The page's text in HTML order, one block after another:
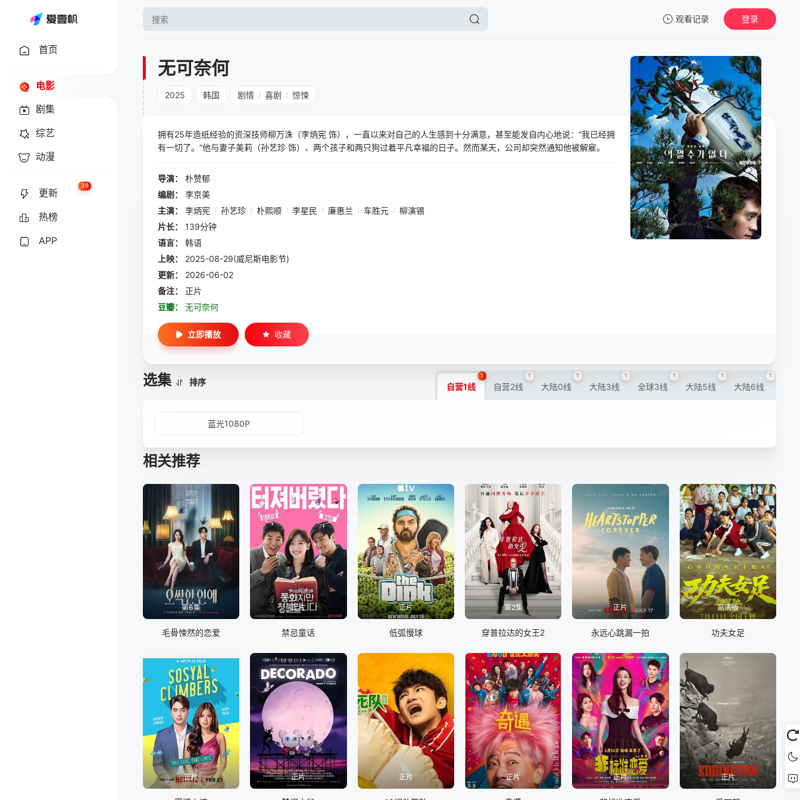
观看记录
暂无观看影片的记录
登录
首页
电影
剧集
综艺
动漫
更新
38
热榜
APP
无可奈何
2025 韩国 剧情 / 喜剧 / 惊悚
拥有25年造纸经验的资深技师柳万洙（李炳宪 饰），一直以来对自己的人生感到十分满意，甚至能发自内心地说：“我已经拥
有一切了。”他与妻子美莉（孙艺珍 饰）、两个孩子和两只狗过着平凡幸福的日子。然而某天，公司却突然通知他被解雇。
导演：
朴赞郁
编剧：
李京美
主演：
李炳宪 / 孙艺珍 / 朴熙顺 / 李星民 / 廉惠兰 / 车胜元 / 柳演锡
片长：
139分钟
语言：
韩语
上映：
2025-08-29(威尼斯电影节)
更新：
2026-06-02
备注：
正片
豆瓣：
无可奈何
立即播放 收藏
选集 排序 自营1线
1
自营2线
1
大陆0线
1
大陆3线
1
全球3线
1
大陆5线
1
大陆6线
1
蓝光1080P
相关推荐
第6集
毛骨悚然的恋爱
正片
禁忌童话
正片
低弧慢球
第2集
穿普拉达的女王2
正片
永远心跳漏一拍
高清版
功夫女足
正片 正片 正片 正片 正片 正片